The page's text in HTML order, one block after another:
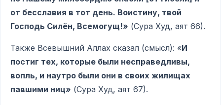
от бесславия в тот день. Воистину, твой
Господь Силён, Всемогущ!» (Сура Худ, аят 66).
Также Всевышний Аллах сказал (смысл): «И
постиг тех, которые были несправедливы,
вопль, и наутро были они в своих жилищах
павшими ниц» (Сура Худ, аят 67).